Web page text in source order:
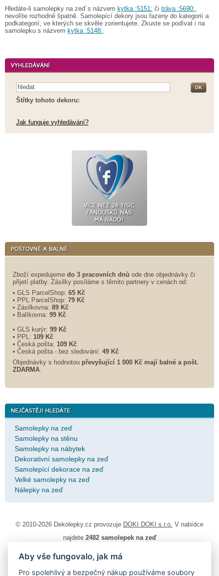
Hledáte-li samolepky na zeď s názvem kytka :5151: či tráva :5690:,
nevolíte rozhodně špatně. Samolepící dekory jsou řazeny do kategorií a
podkategorií, ve kterých se skvěle zorientujete. Zkuste se podívat i na
samolepku s názvem kytka :5148:.
Štítky tohoto dekoru:
Jak funguje vyhledávání?
Zboží expedujeme do 3 pracovních dnů ode dne objednávky či
přijetí platby. Zásilky posíláme s těmito partnery v cenách od:
• GLS ParcelShop: 65 Kč
• PPL ParcelShop: 79 Kč
• Zásilkovna: 89 Kč
• Balíkovna: 99 Kč
• GLS kurýr: 99 Kč
• PPL: 109 Kč
• Česká pošta: 109 Kč
• Česká pošta - bez sledování: 49 Kč
Objednávky s hodnotou převyšující 1 000 Kč mají balné a pošt.
ZDARMA.
Samolepky na zeď
Samolepky na stěnu
Samolepky na nábytek
Dekorativní samolepky na zeď
Samolepící dekorace na zeď
Velké samolepky na zeď
Nálepky na zeď
© 2010-2026 Dekolepky.cz provozuje DOKI DOKI s.r.o. V nabídce
najdete 2482 samolepek na zeď
Návod k lepení|Životnost samolepek na zeď
podmínky|Ochrana osobních údajů|Cookies |Reklamační řád
Aby vše fungovalo, jak má
Pro spolehlivý a bezpečný nákup používáme soubory